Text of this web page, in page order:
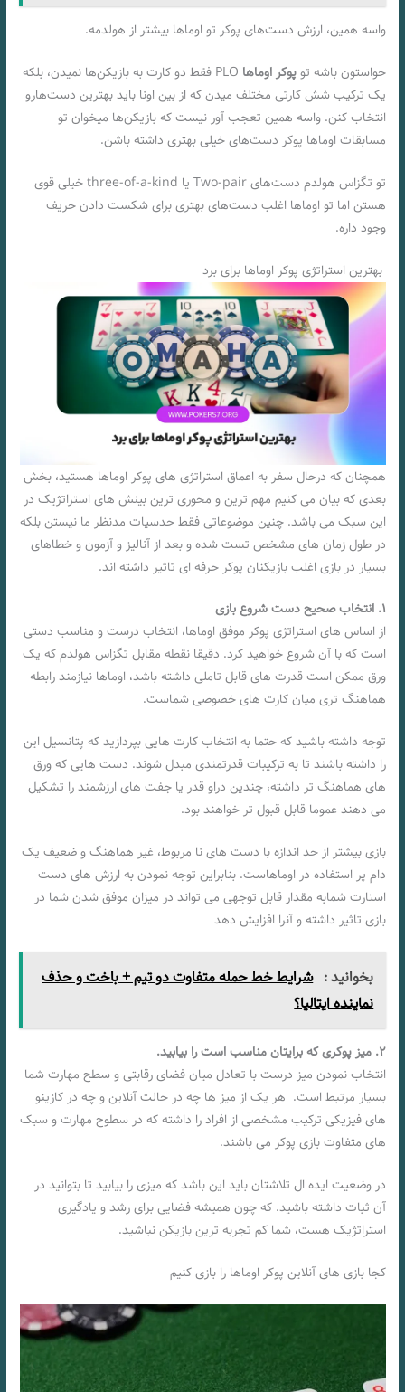
واسه همین، ارزش دست‌های پوکر تو اوماها بیشتر از هولدمه.
حواستون باشه توپوکر اوماها
PLO فقط دو کارت به بازیکن‌ها نمیدن، بلکه
یک ترکیب شش کارتی مختلف میدن که از بین اونا باید بهترین دست‌هارو
انتخاب کنن. واسه همین تعجب آور نیست که بازیکن‌ها میخوان تو
مسابقات اوماها پوکر دست‌های خیلی بهتری داشته باشن.
تو تگزاس هولدم دست‌های Two-pair یا three-of-a-kind خیلی قوی‌
هستن اما تو اوماها اغلب دست‌های بهتری برای شکست دادن حریف
وجود داره.
بهترین استراتژی پوکر اوماها برای برد
همچنان که درحال سفر به اعماق استراتژی های پوکر اوماها هستید، بخش
بعدی که بیان می کنیم مهم ترین و‌ محوری ترین بینش های استراتژیک در
این سبک می باشد. چنین موضوعاتی فقط حدسیات مدنظر ما نیستن بلکه
در طول زمان های مشخص تست شده و بعد از آنالیز و آزمون و خطاهای
بسیار در بازی اغلب بازیکنان پوکر حرفه ای تاثیر داشته اند.
۱. انتخاب صحیح دست شروع بازی
از اساس های استراتژی پوکر موفق اوماها، انتخاب درست و مناسب دستی
است که با آن شروع خواهید کرد. دقیقا نقطه مقابل تگزاس هولدم که یک
ورق ممکن است قدرت های قابل تاملی داشته باشد، اوماها نیازمند رابطه
هماهنگ تری میان کارت های خصوصی شماست.
توجه داشته باشید که حتما به انتخاب کارت هایی بپردازید که پتانسیل این
را داشته باشند تا به ترکیبات قدرتمندی مبدل شوند. دست هایی که ورق
های هماهنگ تر داشته، چندین دراو قدر یا جفت های ارزشمند را تشکیل
می دهند عموما قابل قبول تر خواهند بود.
بازی بیشتر از حد اندازه با دست های نا مربوط، غیر هماهنگ و ضعیف یک
دام پر استفاده در اوماهاست. بنابراین توجه نمودن به ارزش های دست
استارت شمابه مقدار قابل توجهی می تواند در میزان موفق شدن شما در
بازی تاثیر داشته و آنرا افزایش دهد
بخوانید : شرایط خط حمله متفاوت دو تیم + باخت و حذف
نماینده ایتالیا؟
۲. میز پوکری که برایتان مناسب است را بیابید.
انتخاب نمودن میز درست با تعادل میان فضای رقابتی و سطح مهارت شما
بسیار مرتبط است. هر یک از میز ها چه در حالت آنلاین و چه در کازینو
های فیزیکی ترکیب مشخصی از افراد را داشته که در سطوح مهارت و سبک
های متفاوت بازی پوکر می باشند.
در وضعیت ایده ال تلاشتان باید این باشد که میزی را بیابید تا بتوانید در
آن ثبات داشته باشید. که چون همیشه فضایی برای رشد و یادگیری
استراتژیک هست، شما کم تجربه ترین بازیکن نباشید.
کجا بازی های آنلاین پوکر اوماها را بازی کنیم